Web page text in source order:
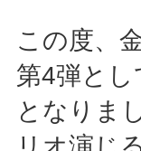
この度、
第4弾と
となりま